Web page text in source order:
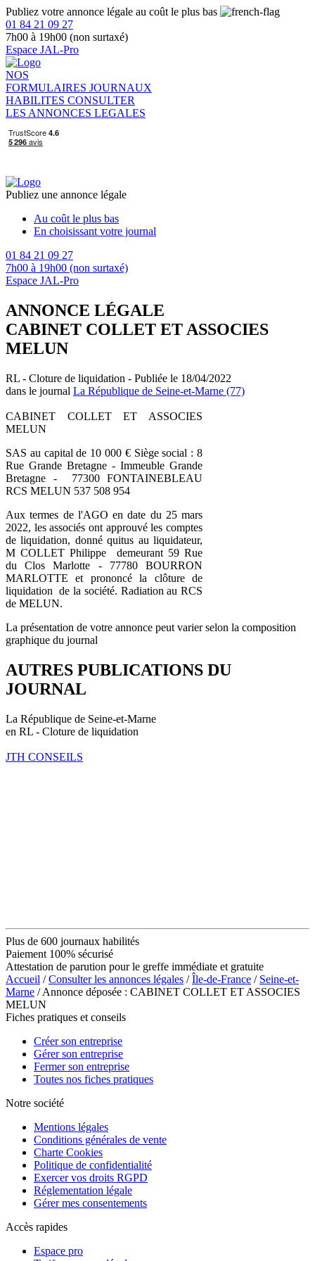
Publiez votre annonce légale au coût le plus bas
01 84 21 09 27
7h00 à 19h00 (non surtaxé)
Espace JAL-Pro
NOS
FORMULAIRES JOURNAUX
HABILITES CONSULTER
LES ANNONCES LEGALES
Publiez une annonce légale
Au coût le plus bas
En choisissant votre journal
01 84 21 09 27
7h00 à 19h00 (non surtaxé)
Espace JAL-Pro
ANNONCE LÉGALE
CABINET COLLET ET ASSOCIES
MELUN
RL - Cloture de liquidation - Publiée le 18/04/2022
dans le journal La République de Seine-et-Marne (77)
CABINET COLLET ET ASSOCIES
MELUN
SAS au capital de 10 000 € Siège social : 8
Rue Grande Bretagne - Immeuble Grande
Bretagne - 77300 FONTAINEBLEAU
RCS MELUN 537 508 954
Aux termes de l'AGO en date du 25 mars
2022, les associés ont approuvé les comptes
de liquidation, donné quitus au liquidateur,
M COLLET Philippe demeurant 59 Rue
du Clos Marlotte - 77780 BOURRON
MARLOTTE et prononcé la clôture de
liquidation de la société. Radiation au RCS
de MELUN.
La présentation de votre annonce peut varier selon la composition
graphique du journal
AUTRES PUBLICATIONS DU
JOURNAL
La République de Seine-et-Marne
en RL - Cloture de liquidation
JTH CONSEILS
Plus de 600 journaux habilités
Paiement 100% sécurisé
Attestation de parution pour le greffe immédiate et gratuite
Accueil /Consulter les annonces légales /Île-de-France / Seine-et-
Marne / Annonce déposée : CABINET COLLET ET ASSOCIES
MELUN
Fiches pratiques et conseils
Créer son entreprise
Gérer son entreprise
Fermer son entreprise
Toutes nos fiches pratiques
Notre société
Mentions légales
Conditions générales de vente
Charte Cookies
Politique de confidentialité
Exercer vos droits RGPD
Réglementation légale
Gérer mes consentements
Accès rapides
Espace pro